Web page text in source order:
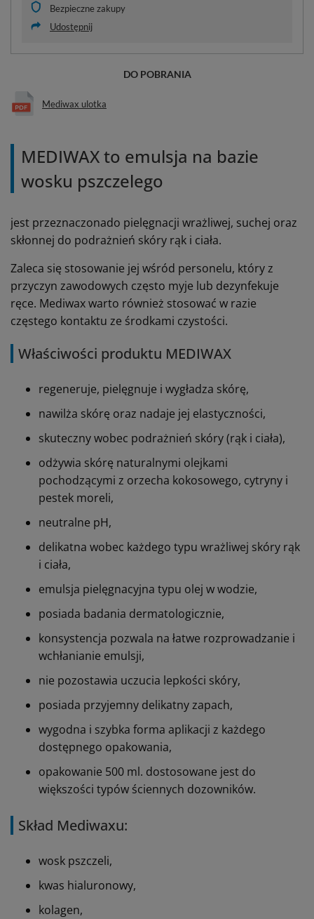
Bezpieczne zakupy
Udostępnij
DO POBRANIA
Mediwax ulotka
MEDIWAX to emulsja na bazie
wosku pszczelego
jest przeznaczonado pielęgnacji wrażliwej, suchej oraz
skłonnej do podrażnień skóry rąk i ciała.
Zaleca się stosowanie jej wśród personelu, który z
przyczyn zawodowych często myje lub dezynfekuje
ręce. Mediwax warto również stosować w razie
częstego kontaktu ze środkami czystości.
Właściwości produktu MEDIWAX
regeneruje, pielęgnuje i wygładza skórę,
nawilża skórę oraz nadaje jej elastyczności,
skuteczny wobec podrażnień skóry (rąk i ciała),
odżywia skórę naturalnymi olejkami
pochodzącymi z orzecha kokosowego, cytryny i
pestek moreli,
neutralne pH,
delikatna wobec każdego typu wrażliwej skóry rąk
i ciała,
emulsja pielęgnacyjna typu olej w wodzie,
posiada badania dermatologicznie,
konsystencja pozwala na łatwe rozprowadzanie i
wchłanianie emulsji,
nie pozostawia uczucia lepkości skóry,
posiada przyjemny delikatny zapach,
wygodna i szybka forma aplikacji z każdego
dostępnego opakowania,
opakowanie 500 ml. dostosowane jest do
większości typów ściennych dozowników.
Skład Mediwaxu:
wosk pszczeli,
kwas hialuronowy,
kolagen,